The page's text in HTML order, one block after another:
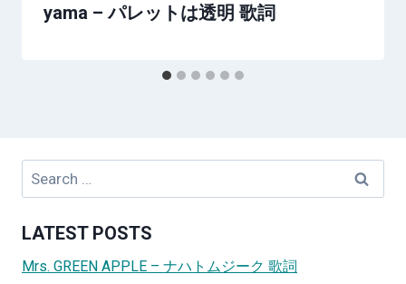
yama – パレットは透明 歌詞
Search
LATEST POSTS
Mrs. GREEN APPLE – ナハトムジーク 歌詞